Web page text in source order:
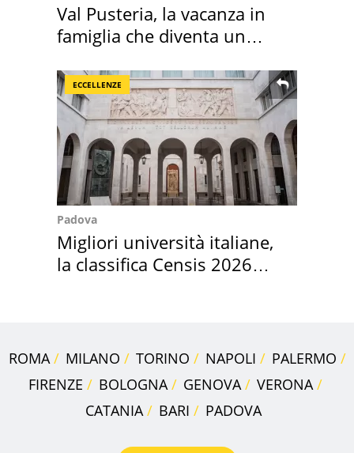
Val Pusteria, la vacanza in
famiglia che diventa un
ECCELLENZE
Padova
Migliori università italiane,
la classifica Censis 2026
ROMA MILANO TORINO NAPOLI
PALERMO
FIRENZE
BOLOGNA GENOVA
VERONA
CATANIA
BARI PADOVA